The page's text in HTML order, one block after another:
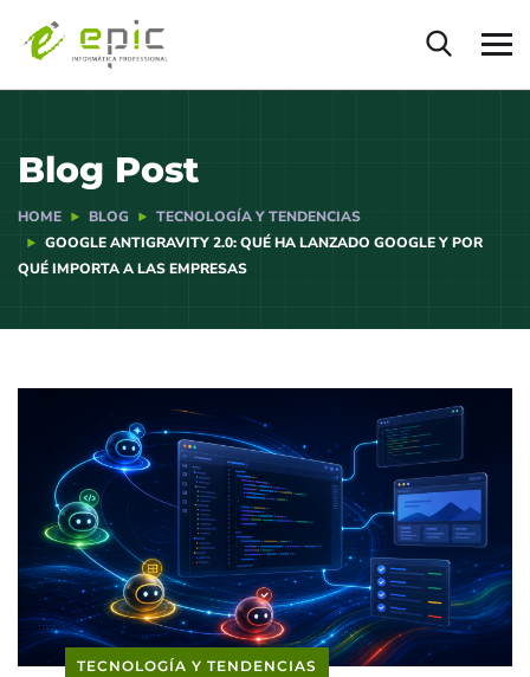
Blog Post
HOME BLOG
TECNOLOGÍA Y TENDENCIAS
GOOGLE ANTIGRAVITY 2.0: QUÉ HA LANZADO GOOGLE Y POR
QUÉ IMPORTA A LAS EMPRESAS
TECNOLOGÍA Y TENDENCIAS